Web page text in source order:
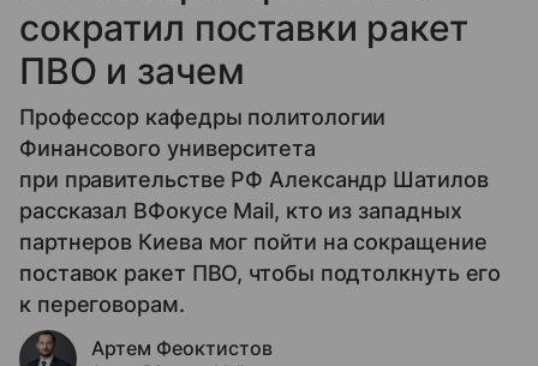
сократил поставки ракет
ПВО и зачем
Профессор кафедры политологии
Финансового университета
при правительстве РФ Александр Шатилов
рассказал ВФокусе Mail, кто из западных
партнеров Киева мог пойти на сокращение
поставок ракет ПВО, чтобы подтолкнуть его
к переговорам.
Артем Феоктистов